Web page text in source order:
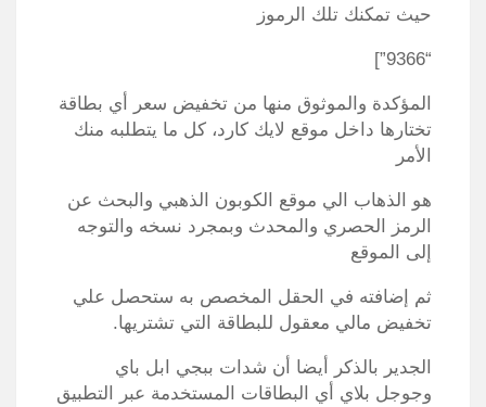
حيث تمكنك تلك الرموز
“9366”]
المؤكدة والموثوق منها من تخفيض سعر أي بطاقة
تختارها داخل موقع لايك كارد، كل ما يتطلبه منك
الأمر
هو الذهاب الي موقع الكوبون الذهبي والبحث عن
الرمز الحصري والمحدث وبمجرد نسخه والتوجه
إلى الموقع
ثم إضافته في الحقل المخصص به ستحصل علي
تخفيض مالي معقول للبطاقة التي تشتريها.
الجدير بالذكر أيضا أن شدات ببجي ابل باي
وجوجل بلاي أي البطاقات المستخدمة عبر التطبيق